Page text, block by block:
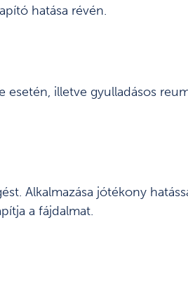
hatása révén.
illetve gyulladásos
Alkalmazása jótékony
a fájdalmat.